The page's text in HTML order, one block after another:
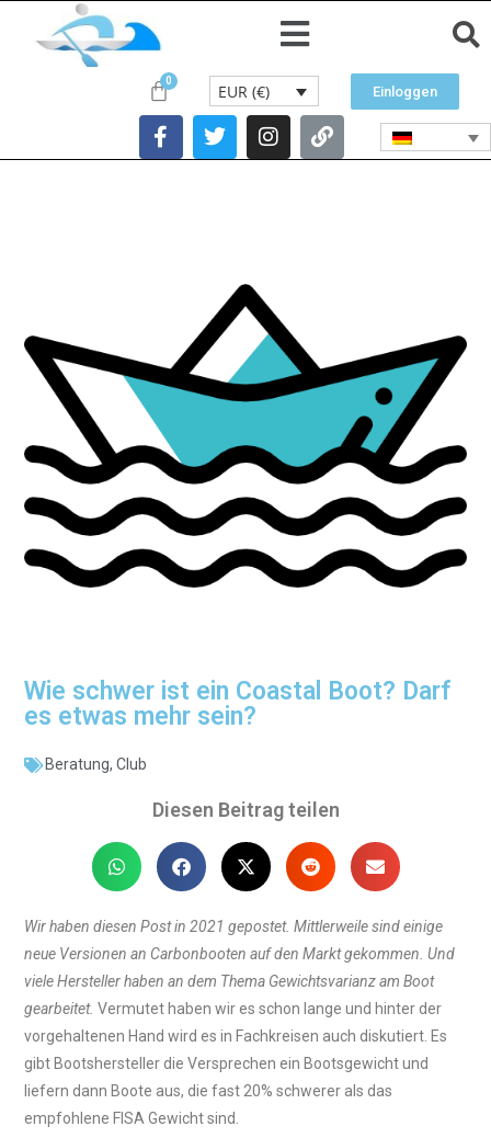
EUR (€) Einloggen
Wie schwer ist ein Coastal Boot? Darf
es etwas mehr sein?
Beratung,Club
Diesen Beitrag teilen
Wir haben diesen Post in 2021 gepostet. Mittlerweile sind einige
neue Versionen an Carbonbooten auf den Markt gekommen. Und
viele Hersteller haben an dem Thema Gewichtsvarianz am Boot
gearbeitet.Vermutet haben wir es schon lange und hinter der
vorgehaltenen Hand wird es in Fachkreisen auch diskutiert. Es
gibt Bootshersteller die Versprechen ein Bootsgewicht und
liefern dann Boote aus, die fast 20% schwerer als das
empfohlene FISA Gewicht sind.